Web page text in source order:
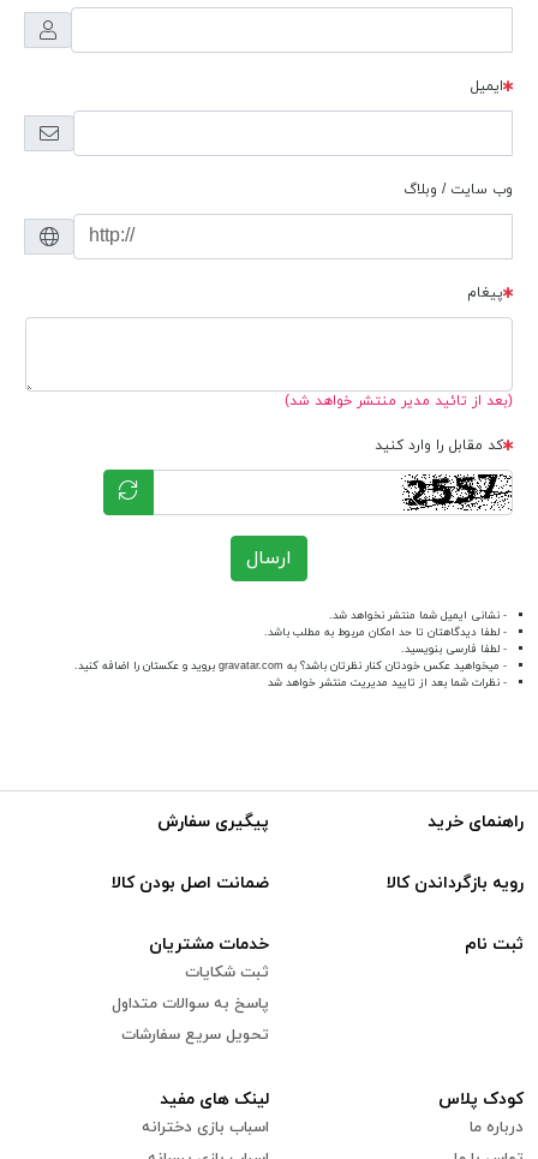
ایمیل
وب سایت / وبلاگ
پیغام
(بعد از تائید مدیر منتشر خواهد شد)
کد مقابل را وارد کنید
ارسال
- نشانی ایمیل شما منتشر نخواهد شد.
- لطفا دیدگاهتان تا حد امکان مربوط به مطلب باشد.
- لطفا فارسی بنویسید.
- میخواهید عکس خودتان کنار نظرتان باشد؟ به gravatar.com بروید و عکستان را اضافه کنید.
- نظرات شما بعد از تایید مدیریت منتشر خواهد شد
راهنمای خرید پیگیری سفارش
رویه بازگرداندن کالا ضمانت اصل بودن کالا
ثبت نام خدمات مشتریان
ثبت شکایات
پاسخ به سوالات متداول
تحویل سریع سفارشات
کودک پلاس
درباره ما
لینک های مفید
اسباب بازی دخترانه